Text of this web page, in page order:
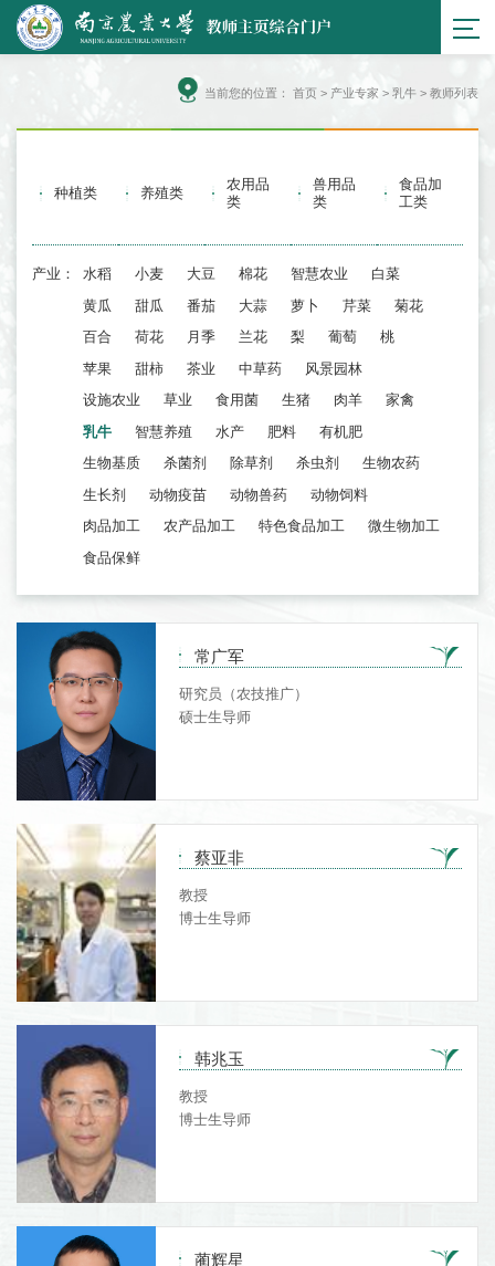
当前您的位置： 首页 > 产业专家 > 乳牛 > 教师列表
种植类 养殖类
农用品
类
兽用品
类
食品加
工类
产业： 水稻 小麦 大豆 棉花 智慧农业 白菜
黄瓜 甜瓜 番茄 大蒜 萝卜 芹菜 菊花
百合 荷花 月季 兰花 梨 葡萄 桃
苹果 甜柿 茶业 中草药 风景园林
设施农业 草业 食用菌 生猪 肉羊 家禽
乳牛 智慧养殖 水产 肥料 有机肥
生物基质 杀菌剂 除草剂 杀虫剂 生物农药
生长剂 动物疫苗 动物兽药 动物饲料
肉品加工 农产品加工 特色食品加工 微生物加工
食品保鲜
常广军
研究员（农技推广）
硕士生导师
蔡亚非
教授
博士生导师
韩兆玉
教授
博士生导师
蔺辉星